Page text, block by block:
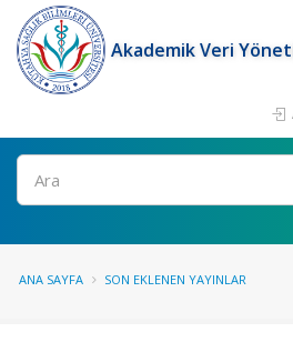
Akademik Veri
Ara
ANA SAYFA SON EKLENEN YAYINLAR